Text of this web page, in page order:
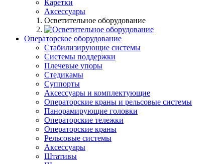
Каретки
Аксессуары
Осветительное оборудование
Операторское оборудование
Стабилизирующие системы
Системы поддержки
Плечевые упоры
Стедикамы
Суппорты
Аксессуары и комплектующие
Операторские краны и рельсовые системы
Панорамирующие головки
Операторские тележки
Операторские краны
Рельсовые системы
Аксессуары
Штативы